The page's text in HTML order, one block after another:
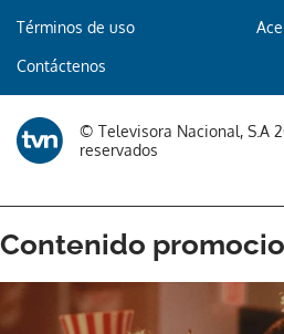
Términos de uso
Contáctenos
© Televisora Nacional, S.A
reservados